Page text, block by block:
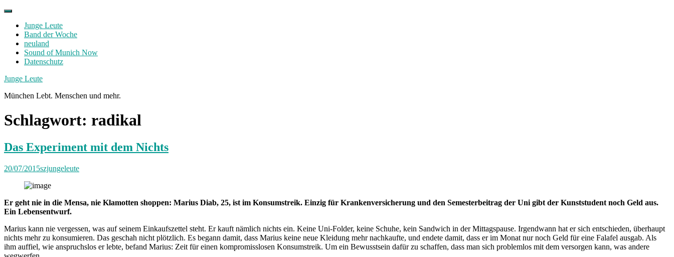
Skip
contentJunge Leute
Band der Woche
neuland
Sound of Munich Now
Datenschutz
Facebook
Twitter
Instagram
Junge Leute
München Lebt. Menschen und mehr.
Schlagwort: radikal
Das Experiment mit dem Nichts
20/07/2015szjungeleute
Er geht nie in die Mensa, nie Klamotten shoppen: Marius Diab, 25, ist im Konsumstreik. Einzig für Krankenversicherung und den Semesterbeitrag der Uni gibt der Kunststudent noch Geld aus.
Ein Lebensentwurf.
Marius kann nie vergessen, was auf seinem Einkaufszettel steht. Er kauft nämlich nichts ein. Keine Uni-Folder, keine Schuhe, kein Sandwich in der Mittagspause. Irgendwann hat er sich entschieden, überhaupt
nichts mehr zu konsumieren. Das geschah nicht plötzlich. Es begann damit, dass Marius keine neue Kleidung mehr nachkaufte, und endete damit, dass er im Monat nur noch Geld für eine Falafel ausgab. Als
ihm auffiel, wie anspruchslos er lebte, befand Marius: Zeit für einen kompromisslosen Konsumstreik. Um ein Bewusstsein dafür zu schaffen, dass man sich problemlos mit dem versorgen kann, was andere